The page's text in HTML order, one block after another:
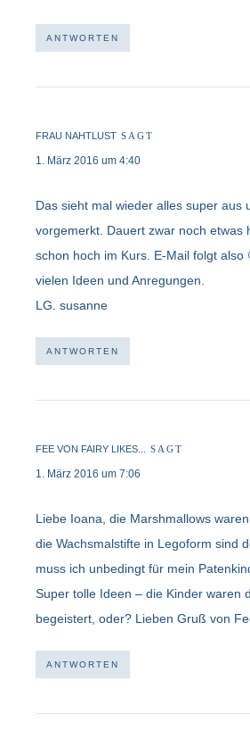
ANTWORTEN
FRAU NAHTLUST SAGT
1. März 2016 um 4:40
Das sieht mal wieder alles super aus
vorgemerkt. Dauert zwar noch etwas
schon hoch im Kurs. E-Mail folgt also
vielen Ideen und Anregungen.
LG. susanne
ANTWORTEN
FEE VON FAIRY LIKES... SAGT
1. März 2016 um 7:06
Liebe Ioana, die Marshmallows
die Wachsmalstifte in Legoform sind
muss ich unbedingt für mein
Super tolle Ideen – die Kinder waren
begeistert, oder? Lieben Gruß von
ANTWORTEN